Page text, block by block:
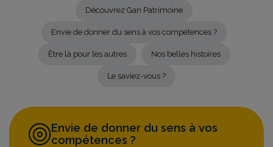
Découvrez Gan Patrimoine
Envie de donner du sens à vos compétences ?
Être là pour les autres Nos belles histoires
Le saviez-vous ?
Envie de donner du sens à vos
compétences ?